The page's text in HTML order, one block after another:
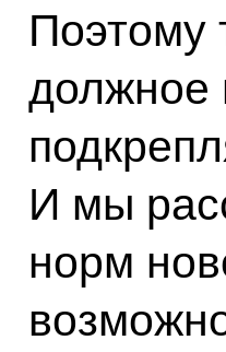
Поэтому
должное
И мы
норм